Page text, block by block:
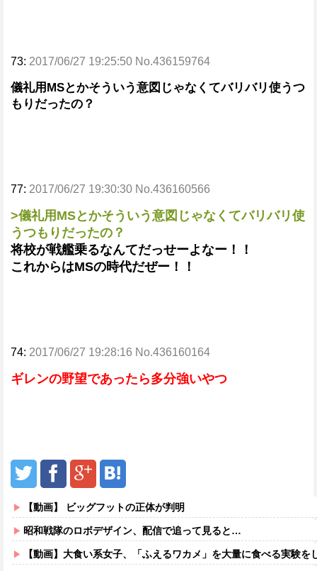
73: 2017/06/27 19:25:50 No.436159764
儀礼用MSとかそういう意図じゃなくてバリバリ使うつ
もりだったの？
77: 2017/06/27 19:30:30 No.436160566
>儀礼用MSとかそういう意図じゃなくてバリバリ使
うつもりだったの？
将校が戦艦乗るなんてだっせーよなー！！
これからはMSの時代だぜー！！
74: 2017/06/27 19:28:16 No.436160164
ギレンの野望であったら多分強いやつ
【動画】 ビッグフットの正体が判明
昭和戦隊のロボデザイン、配信で追って見ると…
【動画】大食い系女子、「ふえるワカメ」を大量に食べる実験を